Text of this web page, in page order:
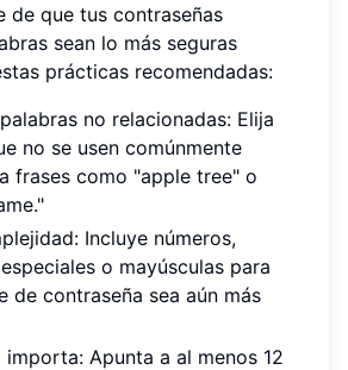
de que tus contraseñas
sean lo más seguras
prácticas recomendadas:
no relacionadas: Elija
no se usen comúnmente
frases como "apple tree" o
Incluye números,
o mayúsculas para
de contraseña sea aún más
Apunta a al menos 12